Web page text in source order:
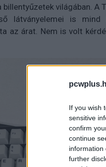
If you wish
sensitive
confirm
continue
information
further
világában. A
látványelemei is mind
az árat. Nem is volt